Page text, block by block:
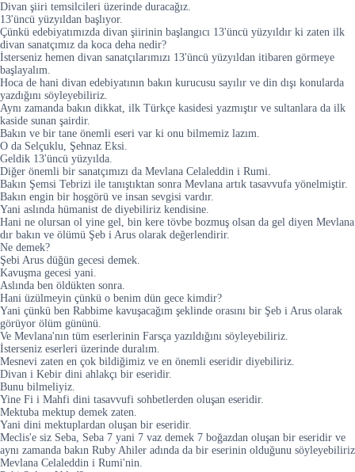
Divan şiiri temsilcileri üzerinde duracağız.
13'üncü yüzyıldan başlıyor.
Çünkü edebiyatımızda divan şiirinin başlangıcı 13'üncü yüzyıldır ki zaten ilk
divan sanatçımız da koca deha nedir?
İsterseniz hemen divan sanatçılarımızı 13'üncü yüzyıldan itibaren görmeye
başlayalım.
Hoca de hani divan edebiyatının bakın kurucusu sayılır ve din dışı konularda
yazdığını söyleyebiliriz.
Aynı zamanda bakın dikkat, ilk Türkçe kasidesi yazmıştır ve sultanlara da ilk
kaside sunan şairdir.
Bakın ve bir tane önemli eseri var ki onu bilmemiz lazım.
O da Selçuklu, Şehnaz Eksi.
Geldik 13'üncü yüzyılda.
Diğer önemli bir sanatçımızı da Mevlana Celaleddin i Rumi.
Bakın Şemsi Tebrizi ile tanıştıktan sonra Mevlana artık tasavvufa yönelmiştir.
Bakın engin bir hoşgörü ve insan sevgisi vardır.
Yani aslında hümanist de diyebiliriz kendisine.
Hani ne olursan ol yine gel, bin kere tövbe bozmuş olsan da gel diyen Mevlana
dır bakın ve ölümü Şeb i Arus olarak değerlendirir.
Ne demek?
Şebi Arus düğün gecesi demek.
Kavuşma gecesi yani.
Aslında ben öldükten sonra.
Hani üzülmeyin çünkü o benim dün gece kimdir?
Yani çünkü ben Rabbime kavuşacağım şeklinde orasını bir Şeb i Arus olarak
görüyor ölüm gününü.
Ve Mevlana'nın tüm eserlerinin Farsça yazıldığını söyleyebiliriz.
İsterseniz eserleri üzerinde duralım.
Mesnevi zaten en çok bildiğimiz ve en önemli eseridir diyebiliriz.
Divan i Kebir dini ahlakçı bir eseridir.
Bunu bilmeliyiz.
Yine Fi i Mahfi dini tasavvufi sohbetlerden oluşan eseridir.
Mektuba mektup demek zaten.
Yani dini mektuplardan oluşan bir eseridir.
Meclis'e siz Seba, Seba 7 yani 7 vaz demek 7 boğazdan oluşan bir eseridir ve
aynı zamanda bakın Ruby Ahiler adında da bir eserinin olduğunu söyleyebiliriz
Mevlana Celaleddin i Rumi'nin.